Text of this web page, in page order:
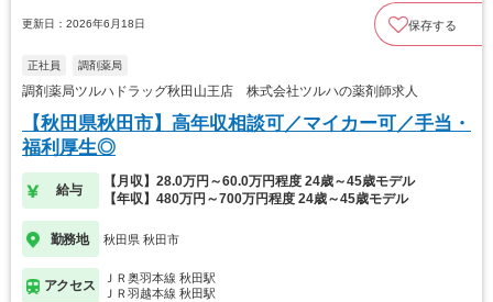
更新日：2026年6月18日 保存する
正社員 調剤薬局
調剤薬局ツルハドラッグ秋田山王店 株式会社ツルハの薬剤師求人
【秋田県秋田市】高年収相談可／マイカー可／手当・
福利厚生◎
給与
【月収】28.0万円～60.0万円程度 24歳～45歳モデル
【年収】480万円～700万円程度 24歳～45歳モデル
勤務地 秋田県 秋田市
アクセス
ＪＲ奥羽本線 秋田駅
ＪＲ羽越本線 秋田駅